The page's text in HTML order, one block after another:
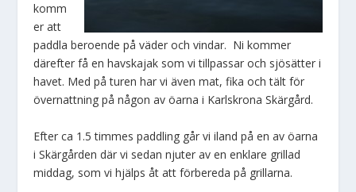
komm
er att
paddla beroende på väder och vindar. Ni kommer
därefter få en havskajak som vi tillpassar och sjösätter i
havet. Med på turen har vi även mat, fika och tält för
övernattning på någon av öarna i Karlskrona Skärgård.
Efter ca 1.5 timmes paddling går vi iland på en av öarna
i Skärgården där vi sedan njuter av en enklare grillad
middag, som vi hjälps åt att förbereda på grillarna.